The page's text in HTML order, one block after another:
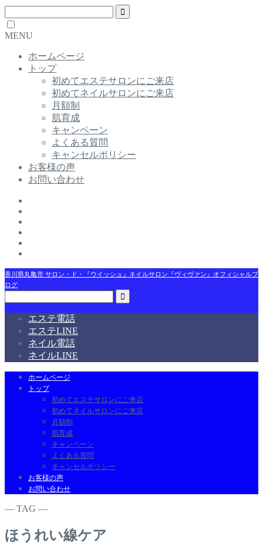
MENU
ホームページ
トップ
初めてエステサロンにご来店
初めてネイルサロンにご来店
月額制
肌育成
キャンペーン
よくある質問
キャンセルポリシー
お客様の声
お問い合わせ
香川県丸亀市 サロン・ド・『ウイッシュ』ネイルサロン『ヴィヴァン』オフィシャルブ
ログ
エステ電話
エステLINE
ネイル電話
ネイルLINE
ホームページ
トップ
初めてエステサロンにご来店
初めてネイルサロンにご来店
月額制
肌育成
キャンペーン
よくある質問
キャンセルポリシー
お客様の声
お問い合わせ
― TAG ―
ほうれい線ケア